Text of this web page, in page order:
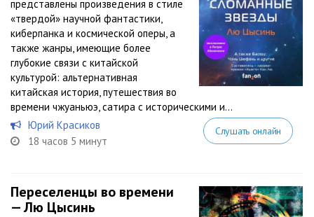
представлены произведения в стиле
«твердой» научной фантастики,
киберпанка и космической оперы, а
также жанры, имеющие более
глубокие связи с китайской
культурой: альтернативная
китайская история, путешествия во
времени чжуаньюэ, сатира с историческими и...
Юрий Красиков
18 часов 5 минут
Слушать онлайн
Переселенцы во времени
— Лю Цысинь